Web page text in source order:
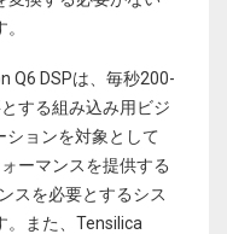
Q6 DSPは、毎秒200-
する組み込み用ビジ
ションを対象として
ーマンスを提供する
スを必要とするシス
。また、Tensilica